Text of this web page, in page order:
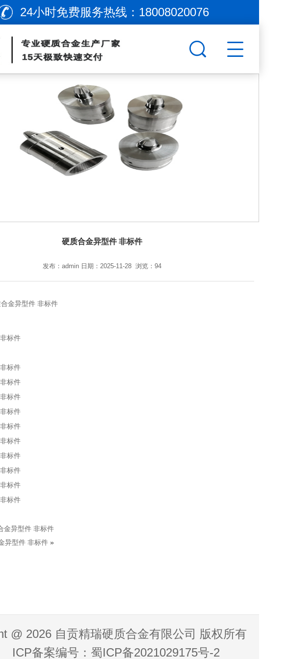
24小时免费服务热线： 18008020076
硬质合金异型件 非标件
发布：admin 日期：2025-11-28 浏览：94
标件
标件
标件
标件
标件
标件
标件
标件
标件
标件
标件
金异型件 非标件
异型件 非标件 »
@ 2026 自贡精瑞硬质合金有限公司 版权所有
ICP备案编号：蜀ICP备2021029175号-2